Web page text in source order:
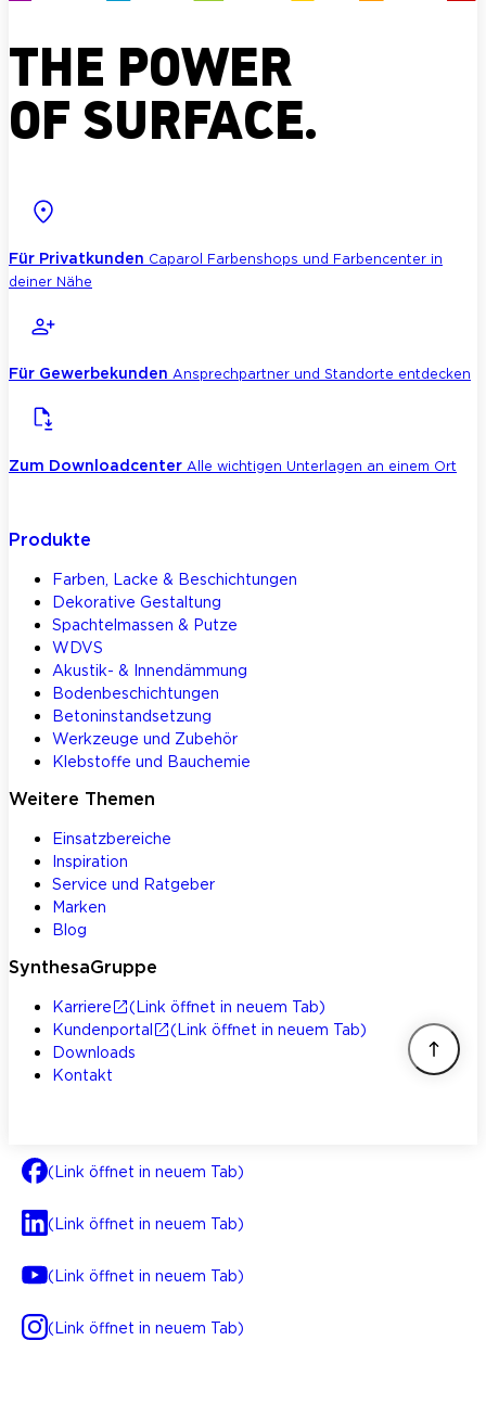
THE POWER
OF SURFACE.
Für Privatkunden Caparol Farbenshops und Farbencenter in
deiner Nähe
Für Gewerbekunden Ansprechpartner und Standorte entdecken
Zum Downloadcenter Alle wichtigen Unterlagen an einem Ort
Produkte
Farben, Lacke & Beschichtungen
Dekorative Gestaltung
Spachtelmassen & Putze
WDVS
Akustik- & Innendämmung
Bodenbeschichtungen
Betoninstandsetzung
Werkzeuge und Zubehör
Klebstoffe und Bauchemie
Weitere Themen
Einsatzbereiche
Inspiration
Service und Ratgeber
Marken
Blog
SynthesaGruppe
Karriere
(Link öffnet in neuem Tab)
Kundenportal
(Link öffnet in neuem Tab)
Downloads
Kontakt
(Link öffnet in neuem Tab)
(Link öffnet in neuem Tab)
(Link öffnet in neuem Tab)
(Link öffnet in neuem Tab)